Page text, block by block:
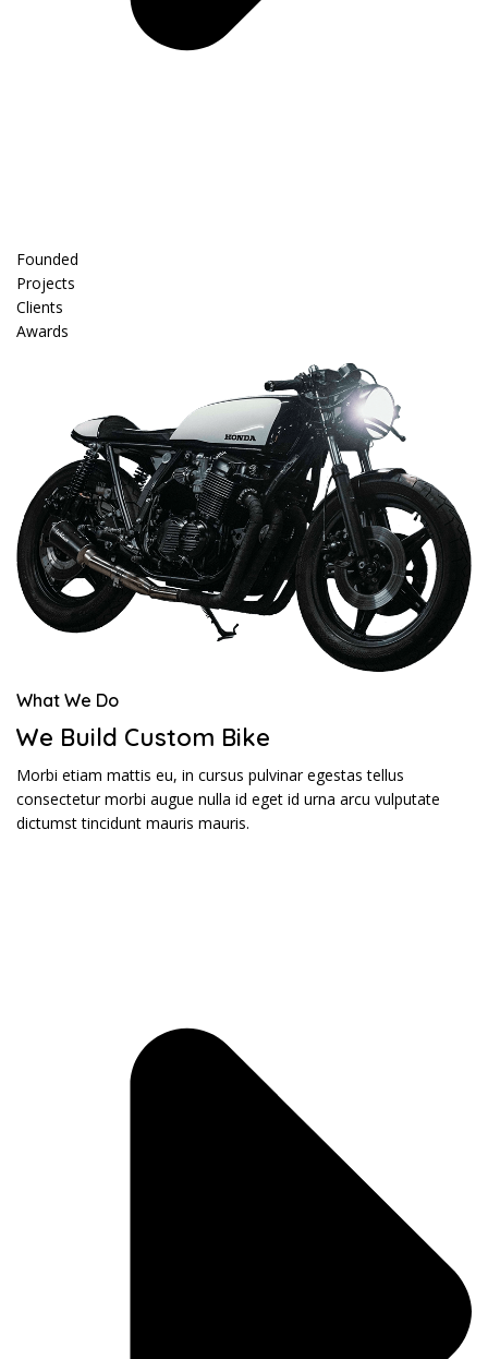
Founded
Projects
Clients
Awards
What We Do
We Build Custom Bike
Morbi etiam mattis eu, in cursus pulvinar egestas tellus
consectetur morbi augue nulla id eget id urna arcu vulputate
dictumst tincidunt mauris mauris.